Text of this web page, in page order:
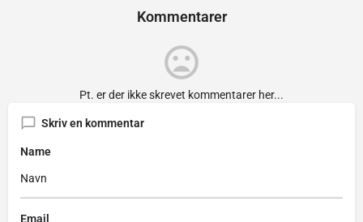
Kommentarer
Pt. er der ikke skrevet kommentarer her...
Skriv en kommentar
Name
Email